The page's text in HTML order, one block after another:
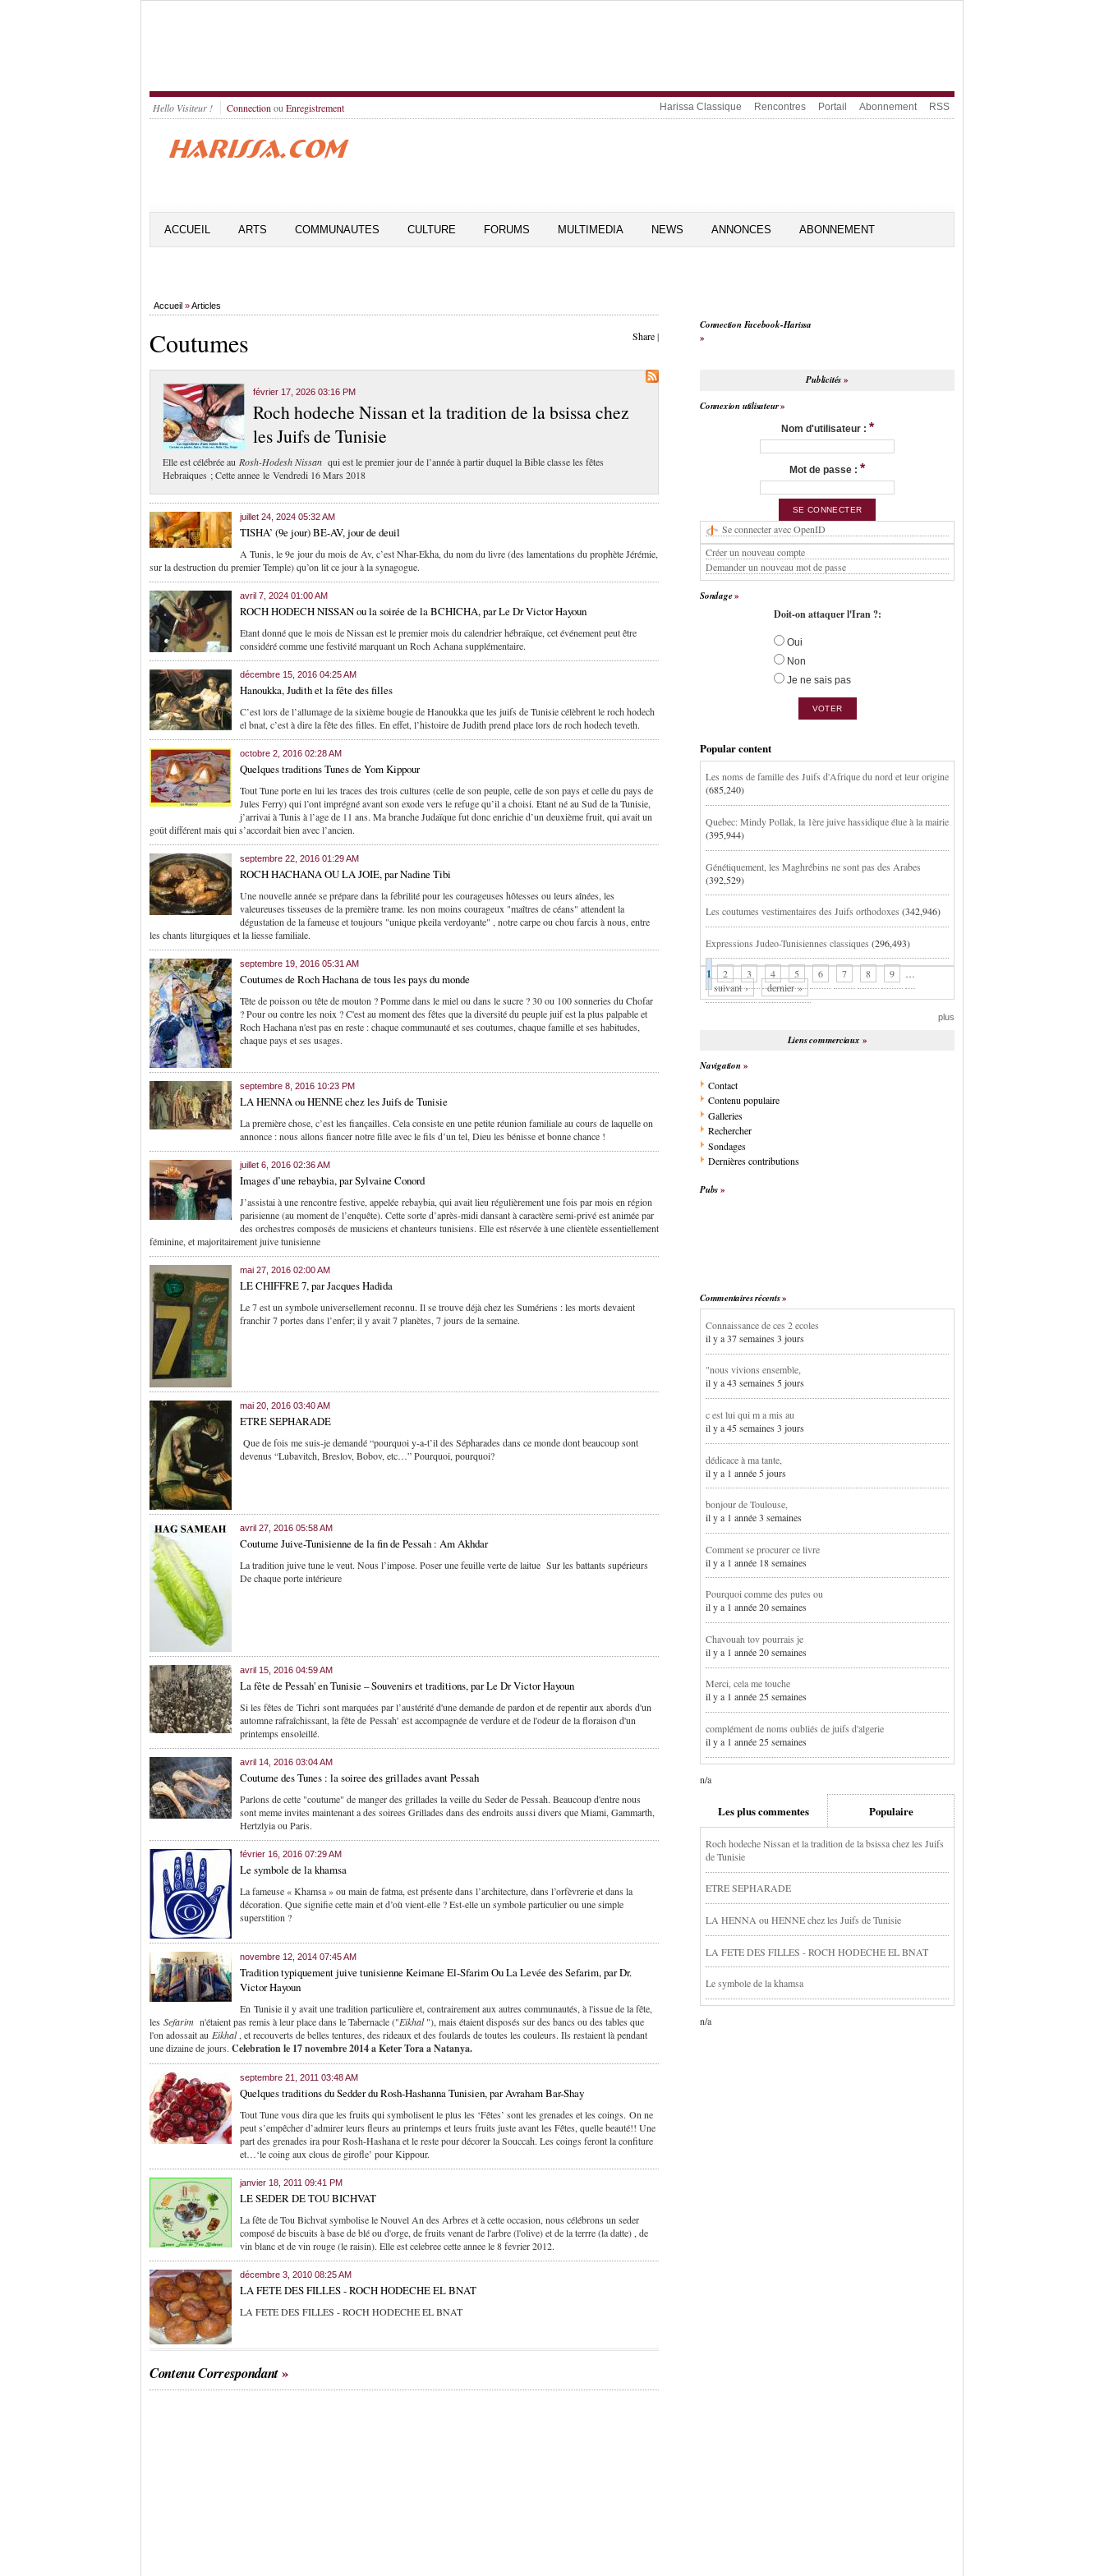
Hello Visiteur ! Connection ou Enregistrement Harissa Classique Rencontres Portail Abonnement RSS
ACCUEIL ARTS COMMUNAUTES CULTURE FORUMS MULTIMEDIA NEWS ANNONCES ABONNEMENT
Accueil »Articles
Share|
Coutumes
février 17, 2026 03:16 PM
Roch hodeche Nissan et la tradition de la bsissa chez
les Juifs de Tunisie
Elle est célébrée au Rosh-Hodesh Nissan qui est le premier jour de l’année à partir duquel la Bible classe les fêtes
Hebraiques ; Cette annee le Vendredi 16 Mars 2018
juillet 24, 2024 05:32 AM
TISHA’ (9e jour) BE-AV, jour de deuil
A Tunis, le 9e jour du mois de Av, c’est Nhar-Ekha, du nom du livre (des lamentations du prophète Jérémie,
sur la destruction du premier Temple) qu’on lit ce jour à la synagogue.
avril 7, 2024 01:00 AM
ROCH HODECH NISSAN ou la soirée de la BCHICHA, par Le Dr Victor Hayoun
Etant donné que le mois de Nissan est le premier mois du calendrier hébraïque, cet événement peut être
considéré comme une festivité marquant un Roch Achana supplémentaire.
décembre 15, 2016 04:25 AM
Hanoukka, Judith et la fête des filles
C’est lors de l’allumage de la sixième bougie de Hanoukka que les juifs de Tunisie célèbrent le roch hodech
el bnat, c’est à dire la fête des filles. En effet, l’histoire de Judith prend place lors de roch hodech teveth.
octobre 2, 2016 02:28 AM
Quelques traditions Tunes de Yom Kippour
Tout Tune porte en lui les traces des trois cultures (celle de son peuple, celle de son pays et celle du pays de
Jules Ferry) qui l’ont imprégné avant son exode vers le refuge qu’il a choisi. Etant né au Sud de la Tunisie,
j’arrivai à Tunis à l’age de 11 ans. Ma branche Judaïque fut donc enrichie d’un deuxième fruit, qui avait un
goût différent mais qui s’accordait bien avec l’ancien.
septembre 22, 2016 01:29 AM
ROCH HACHANA OU LA JOIE, par Nadine Tibi
Une nouvelle année se prépare dans la fébrilité pour les courageuses hôtesses ou leurs aînées, les
valeureuses tisseuses de la première trame. les non moins courageux "maîtres de céans" attendent la
dégustation de la fameuse et toujours "unique pkeila verdoyante" , notre carpe ou chou farcis à nous, entre
les chants liturgiques et la liesse familiale.
septembre 19, 2016 05:31 AM
Coutumes de Roch Hachana de tous les pays du monde
Tête de poisson ou tête de mouton ? Pomme dans le miel ou dans le sucre ? 30 ou 100 sonneries du Chofar
? Pour ou contre les noix ? C'est au moment des fêtes que la diversité du peuple juif est la plus palpable et
Roch Hachana n'est pas en reste : chaque communauté et ses coutumes, chaque famille et ses habitudes,
chaque pays et ses usages.
septembre 8, 2016 10:23 PM
LA HENNA ou HENNE chez les Juifs de Tunisie
La première chose, c’est les fiançailles. Cela consiste en une petite réunion familiale au cours de laquelle on
annonce : nous allons fiancer notre fille avec le fils d’un tel, Dieu les bénisse et bonne chance !
juillet 6, 2016 02:36 AM
Images d’une rebaybia, par Sylvaine Conord
J’assistai à une rencontre festive, appelée rebaybia, qui avait lieu régulièrement une fois par mois en région
parisienne (au moment de l’enquête). Cette sorte d’après-midi dansant à caractère semi-privé est animée par
des orchestres composés de musiciens et chanteurs tunisiens. Elle est réservée à une clientèle essentiellement
féminine, et majoritairement juive tunisienne
mai 27, 2016 02:00 AM
LE CHIFFRE 7, par Jacques Hadida
Le 7 est un symbole universellement reconnu. Il se trouve déjà chez les Sumériens : les morts devaient
franchir 7 portes dans l’enfer; il y avait 7 planètes, 7 jours de la semaine.
mai 20, 2016 03:40 AM
ETRE SEPHARADE
Que de fois me suis-je demandé “pourquoi y-a-t’il des Sépharades dans ce monde dont beaucoup sont
devenus “Lubavitch, Breslov, Bobov, etc…” Pourquoi, pourquoi?
avril 27, 2016 05:58 AM
Coutume Juive-Tunisienne de la fin de Pessah : Am Akhdar
La tradition juive tune le veut. Nous l’impose. Poser une feuille verte de laitue Sur les battants supérieurs
De chaque porte intérieure
avril 15, 2016 04:59 AM
La fête de Pessah' en Tunisie – Souvenirs et traditions, par Le Dr Victor Hayoun
Si les fêtes de Tichri sont marquées par l’austérité d'une demande de pardon et de repentir aux abords d'un
automne rafraîchissant, la fête de Pessah' est accompagnée de verdure et de l'odeur de la floraison d'un
printemps ensoleillé.
avril 14, 2016 03:04 AM
Coutume des Tunes : la soiree des grillades avant Pessah
Parlons de cette "coutume" de manger des grillades la veille du Seder de Pessah. Beaucoup d'entre nous
sont meme invites maintenant a des soirees Grillades dans des endroits aussi divers que Miami, Gammarth,
Hertzlyia ou Paris.
février 16, 2016 07:29 AM
Le symbole de la khamsa
La fameuse « Khamsa » ou main de fatma, est présente dans l’architecture, dans l’orfèvrerie et dans la
décoration. Que signifie cette main et d’où vient-elle ? Est-elle un symbole particulier ou une simple
superstition ?
novembre 12, 2014 07:45 AM
Tradition typiquement juive tunisienne Keimane El-Sfarim Ou La Levée des Sefarim, par Dr.
Victor Hayoun
En Tunisie il y avait une tradition particulière et, contrairement aux autres communautés, à l'issue de la fête,
les Sefarim n'étaient pas remis à leur place dans le Tabernacle ("Eikhal "), mais étaient disposés sur des bancs ou des tables que
l'on adossait au Eikhal , et recouverts de belles tentures, des rideaux et des foulards de toutes les couleurs. Ils restaient là pendant
une dizaine de jours. Celebration le 17 novembre 2014 a Keter Tora a Natanya.
septembre 21, 2011 03:48 AM
Quelques traditions du Sedder du Rosh-Hashanna Tunisien, par Avraham Bar-Shay
Tout Tune vous dira que les fruits qui symbolisent le plus les ‘Fêtes’ sont les grenades et les coings. On ne
peut s’empêcher d’admirer leurs fleurs au printemps et leurs fruits juste avant les Fêtes, quelle beauté!! Une
part des grenades ira pour Rosh-Hashana et le reste pour décorer la Souccah. Les coings feront la confiture
et…‘le coing aux clous de girofle’ pour Kippour.
janvier 18, 2011 09:41 PM
LE SEDER DE TOU BICHVAT
La fête de Tou Bichvat symbolise le Nouvel An des Arbres et à cette occasion, nous célébrons un seder
composé de biscuits à base de blé ou d'orge, de fruits venant de l'arbre (l'olive) et de la terrre (la datte) , de
vin blanc et de vin rouge (le raisin). Elle est celebree cette annee le 8 fevrier 2012.
décembre 3, 2010 08:25 AM
LA FETE DES FILLES - ROCH HODECHE EL BNAT
LA FETE DES FILLES - ROCH HODECHE EL BNAT
Contenu Correspondant
Connection Facebook-Harissa
Publicités
Connexion utilisateur
Nom d'utilisateur : *
Mot de passe : *
Se connecter avec OpenID
Créer un nouveau compte
Demander un nouveau mot de passe
Sondage
Doit-on attaquer l'Iran ?:
Oui
Non
Je ne sais pas
Popular content
Les noms de famille des Juifs d'Afrique du nord et leur origine
(685,240)
Quebec: Mindy Pollak, la 1ère juive hassidique élue à la mairie
(395,944)
Génétiquement, les Maghrébins ne sont pas des Arabes
(392,529)
Les coutumes vestimentaires des Juifs orthodoxes (342,946)
Expressions Judeo-Tunisiennes classiques (296,493)
1 2 3 4 5 6 7 8 9
…
suivant ›
dernier »
plus
Liens commerciaux
Navigation
Contact
Contenu populaire
Galleries
Rechercher
Sondages
Dernières contributions
Pubs
Commentaires récents
Connaissance de ces 2 ecoles
il y a 37 semaines 3 jours
"nous vivions ensemble,
il y a 43 semaines 5 jours
c est lui qui m a mis au
il y a 45 semaines 3 jours
dédicace à ma tante,
il y a 1 année 5 jours
bonjour de Toulouse,
il y a 1 année 3 semaines
Comment se procurer ce livre
il y a 1 année 18 semaines
Pourquoi comme des putes ou
il y a 1 année 20 semaines
Chavouah tov pourrais je
il y a 1 année 20 semaines
Merci, cela me touche
il y a 1 année 25 semaines
complément de noms oubliés de juifs d'algerie
il y a 1 année 25 semaines
n/a
Populaire
Les plus commentes
Roch hodeche Nissan et la tradition de la bsissa chez les Juifs
de Tunisie
ETRE SEPHARADE
LA HENNA ou HENNE chez les Juifs de Tunisie
LA FETE DES FILLES - ROCH HODECHE EL BNAT
Le symbole de la khamsa
n/a